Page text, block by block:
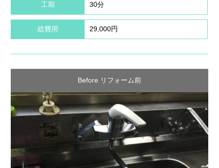
工期 30分
総費用 29,000円
Before リフォーム前